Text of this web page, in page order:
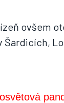
ovšem
Šardicích,